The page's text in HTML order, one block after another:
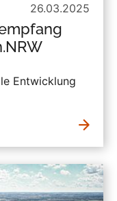
26.03.2025
Entwicklung